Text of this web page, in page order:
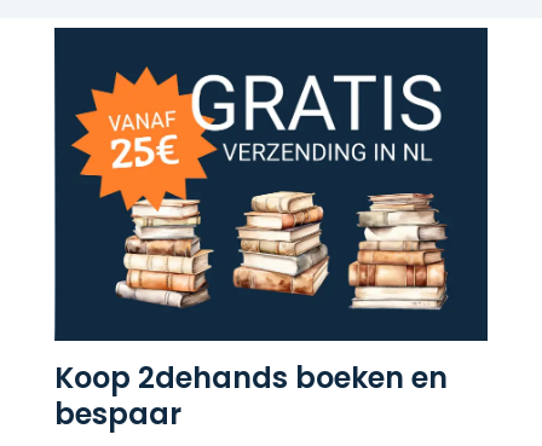
Koop 2dehands boeken en
bespaar